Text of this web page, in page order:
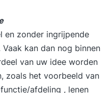
werk allemaal wat
een boel stress op
is afgestemd op jouw
gegeven. We
en passen ons
uniek en hebt
en zonder ingrijpende
kan dan nog binnen
van uw idee worden
zoals het voorbeeld van
afdeling , lenen